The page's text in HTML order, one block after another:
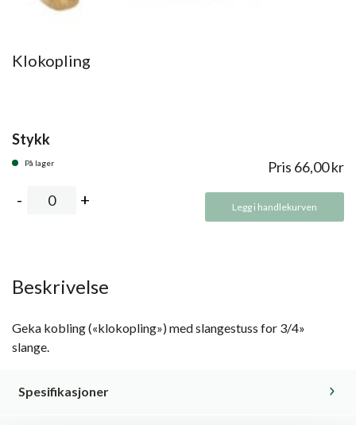
Klokopling
Stykk
På lager Pris 66,00kr
Legg i handlekurven
Beskrivelse
Geka kobling («klokopling») med slangestuss for 3/4»
slange.
Spesifikasjoner